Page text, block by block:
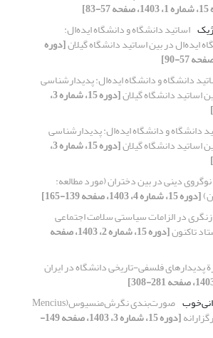
83]
اساتید دانشگاه و دانشگاه ایده‌ال:
ایده‌ال در بین اساتید دانشگاه گیلان[دوره
دانشگاه و دانشگاه ایده‌ال: پدیدارشناسی
اساتید دانشگاه گیلان [دوره 15، شماره 3،
دانشگاه و دانشگاه ایده‌ال: پدیدارشناسی
اساتید دانشگاه گیلان [دوره 15، شماره 3،
دینی در بین دختران (مورد مطالعه:
[دوره 15، شماره 4، 1403، صفحه 139-165]
در الزامات سیاستی سلامت اجتماعی
تاکنون [دوره 15، شماره 2، 1403، صفحه
پدیدارهای فلسفی-تاریخی دانشگاه در ایران
صورت‌بندی نگرش‌منسیوس(Mencius
[دوره 15، شماره 3، 1403، صفحه 149-